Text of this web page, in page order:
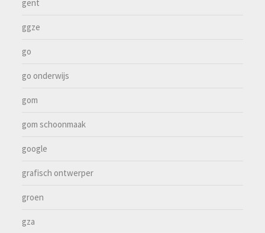
gent
ggze
go
go onderwijs
gom
gom schoonmaak
google
grafisch ontwerper
groen
gza